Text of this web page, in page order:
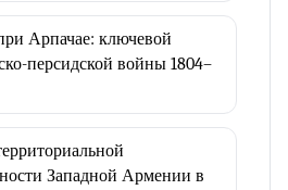
Арпачае: ключевой
персидской войны 1804–
Западной Армении в